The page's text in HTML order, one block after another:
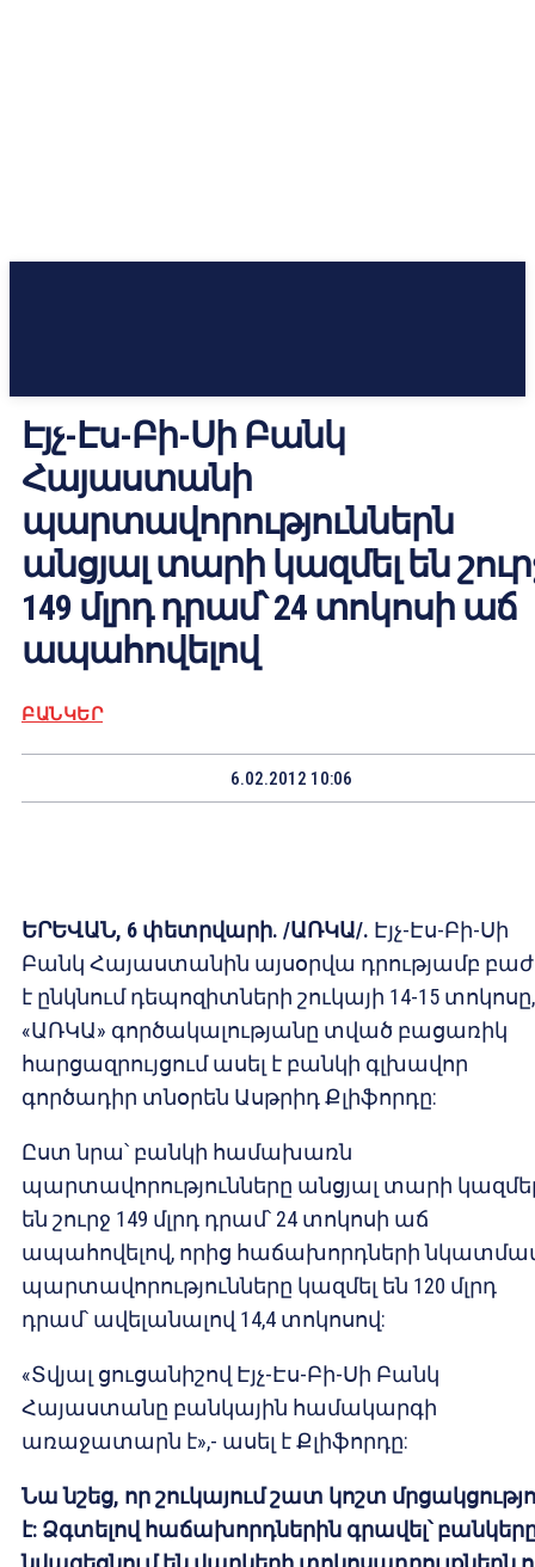
Էյչ-Էս-Բի-Սի Բանկ
Հայաստանի
պարտավորություններն
անցյալ տարի կազմել են
149 մլրդ դրամ՝ 24 տոկոսի աճ
ապահովելով
ԲԱՆԿԵՐ
6.02.2012 10:06
ԵՐԵՎԱՆ, 6 փետրվարի. /ԱՌԿԱ/. Էյչ-Էս-Բի-Սի
Բանկ Հայաստանին այսօրվա դրությամբ
է ընկնում դեպոզիտների շուկայի 14-15 տոկոսը,
«ԱՌԿԱ» գործակալությանը տված բացառիկ
հարցազրույցում ասել է բանկի գլխավոր
գործադիր տնօրեն Ասթրիդ Քլիֆորդը:
Ըստ նրա՝ բանկի համախառն
պարտավորությունները անցյալ տարի
են շուրջ 149 մլրդ դրամ՝ 24 տոկոսի աճ
ապահովելով, որից հաճախորդների
պարտավորությունները կազմել են 120 մլրդ
դրամ՝ ավելանալով 14,4 տոկոսով:
«Տվյալ ցուցանիշով Էյչ-Էս-Բի-Սի Բանկ
Հայաստանը բանկային համակարգի
առաջատարն է»,- ասել է Քլիֆորդը:
Նա նշեց, որ շուկայումշատ կոշտ
է: Ձգտելով հաճախորդներին գրավել՝